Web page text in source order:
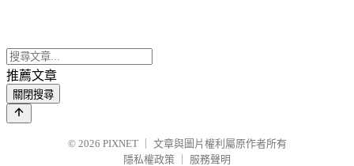
推薦文章
關閉搜尋
© 2026 PIXNET
文章與圖片權利屬原作者所有
隱私權政策
服務聲明